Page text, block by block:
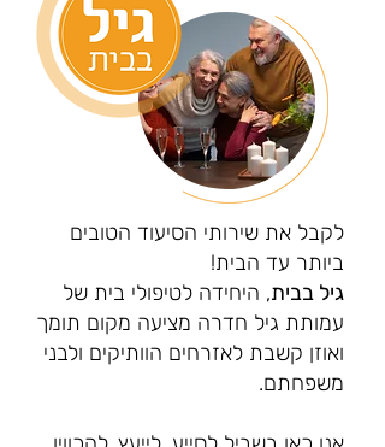
לקבל את שירותי הסיעוד הטובים
ביותר עד הבית!
גיל בבית, היחידה לטיפולי בית של
עמותת גיל חדרה מציעה מקום תומך
ואוזן קשבת לאזרחים הוותיקים ולבני
משפחתם.